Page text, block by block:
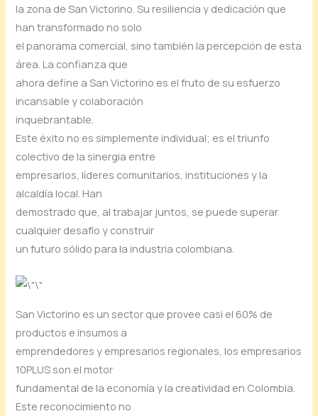
la zona de San Victorino. Su resiliencia y dedicación que
han transformado no solo
el panorama comercial, sino también la percepción de esta
área. La confianza que
ahora define a San Victorino es el fruto de su esfuerzo
incansable y colaboración
inquebrantable.
Este éxito no es simplemente individual; es el triunfo
colectivo de la sinergia entre
empresarios, líderes comunitarios, instituciones y la
alcaldía local. Han
demostrado que, al trabajar juntos, se puede superar
cualquier desafío y construir
un futuro sólido para la industria colombiana.
San Victorino es un sector que provee casi el 60% de
productos e insumos a
emprendedores y empresarios regionales, los empresarios
10PLUS son el motor
fundamental de la economía y la creatividad en Colombia.
Este reconocimiento no